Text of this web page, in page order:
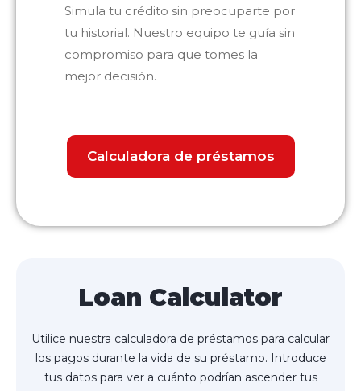
Simula tu crédito sin preocuparte por
tu historial. Nuestro equipo te guía sin
compromiso para que tomes la
mejor decisión.
Calculadora de préstamos
Loan Calculator
Utilice nuestra calculadora de préstamos para calcular
los pagos durante la vida de su préstamo. Introduce
tus datos para ver a cuánto podrían ascender tus